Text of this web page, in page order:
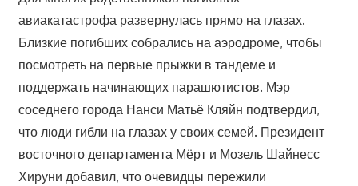
авиакатастрофа развернулась прямо на глазах.
Близкие погибших собрались на аэродроме, чтобы
посмотреть на первые прыжки в тандеме и
поддержать начинающих парашютистов. Мэр
соседнего города Нанси Матьё Кляйн подтвердил,
что люди гибли на глазах у своих семей. Президент
восточного департамента Мёрт и Мозель Шайнесс
Хируни добавил, что очевидцы пережили